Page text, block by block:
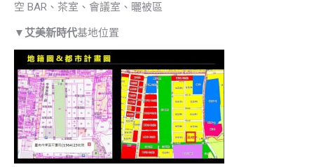
空 BAR、茶室、會議室、曬被區
▼ 艾美新時代基地位置